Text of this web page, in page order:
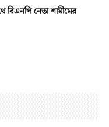
নেতা শামীমের